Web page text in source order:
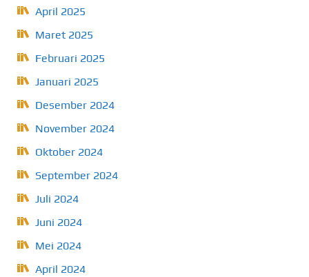
April 2025
Maret 2025
Februari 2025
Januari 2025
Desember 2024
November 2024
Oktober 2024
September 2024
Juli 2024
Juni 2024
Mei 2024
April 2024